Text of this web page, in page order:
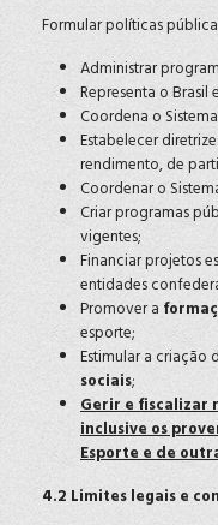
Formular políticas
Administrar
Representa o
Coordena o
Estabelecer
rendimento, de
Coordenar o
Criar programas
vigentes;
Financiar projetos
entidades
Promover a
esporte;
Estimular a criação
sociais;
Gerir e fiscalizar
inclusive os
Esporte e de
4.2 Limites legais e